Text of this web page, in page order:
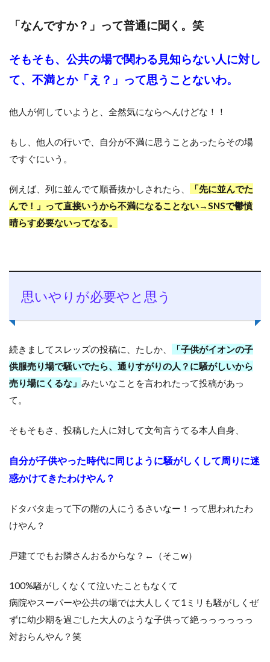
「なんですか？」って普通に聞く。笑
そもそも、公共の場で関わる見知らない人に対し
て、不満とか「え？」って思うことないわ。
他人が何していようと、全然気にならへんけどな！！
もし、他人の行いで、自分が不満に思うことあったらその場
ですぐにいう。
例えば、列に並んでて順番抜かしされたら、
「先に並んでた
んで！」って直接いうから不満になることない→SNSで鬱憤
晴らす必要ないってなる。
思いやりが必要やと思う
続きましてスレッズの投稿に、たしか、
「子供がイオンの子
供服売り場で騒いでたら、通りすがりの人？に騒がしいから
売り場にくるな」 みたいなことを言われたって投稿があっ
て。
そもそもさ、投稿した人に対して文句言うてる本人自身、
自分が子供やった時代に同じように騒がしくして周りに迷
惑かけてきたわけやん？
ドタバタ走って下の階の人にうるさいなー！って思われたわ
けやん？
戸建てでもお隣さんおるからな？←（そこw）
100%騒がしくなくて泣いたこともなくて
病院やスーパーや公共の場では大人しくて1ミリも騒がしくぜ
ずに幼少期を過ごした大人のような子供って絶っっっっっっ
対おらんやん？笑